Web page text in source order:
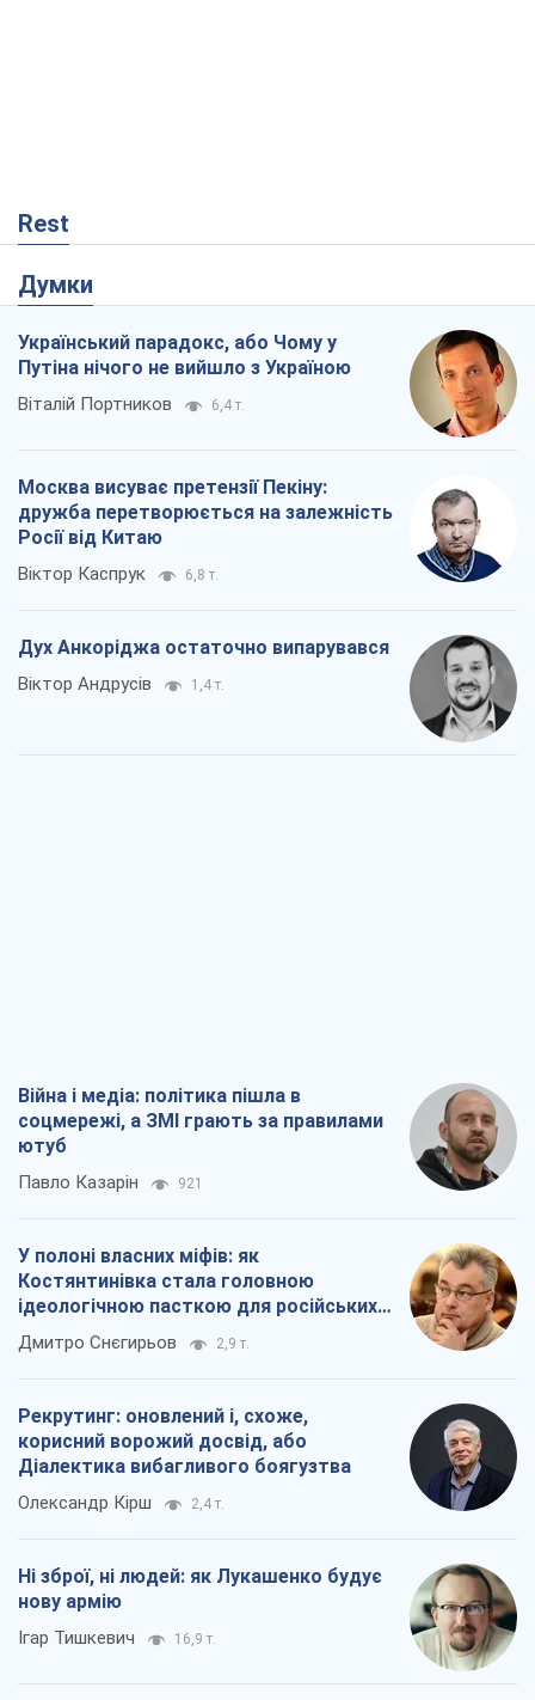
Rest
Думки
Український парадокс, або Чому у
Путіна нічого не вийшло з Україною
Віталій Портников 6,4 т.
Москва висуває претензії Пекіну:
дружба перетворюється на залежність
Росії від Китаю
Віктор Каспрук 6,8 т.
Дух Анкоріджа остаточно випарувався
Віктор Андрусів 1,4 т.
Війна і медіа: політика пішла в
соцмережі, а ЗМІ грають за правилами
ютуб
Павло Казарін 921
У полоні власних міфів: як
Костянтинівка стала головною
ідеологічною пасткою для російських
окупантів
Дмитро Снєгирьов 2,9 т.
Рекрутинг: оновлений і, схоже,
корисний ворожий досвід, або
Діалектика вибагливого боягузтва
Олександр Кірш 2,4 т.
Ні зброї, ні людей: як Лукашенко будує
нову армію
Ігар Тишкевич 16,9 т.